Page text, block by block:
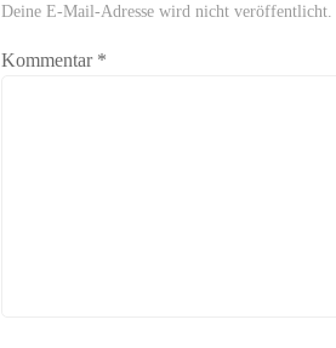
Deine E-Mail-Adresse wird nicht veröffentlicht.
Kommentar *